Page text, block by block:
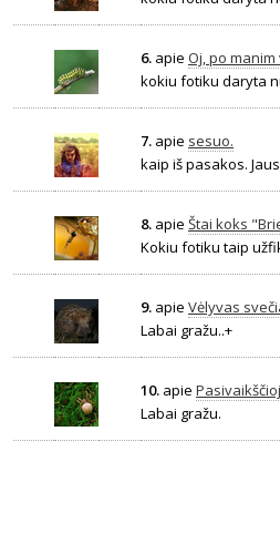
6. apie Oj, po manim
kokiu fotiku daryta
7. apie sesuo.
kaip iš pasakos.
8. apie Štai koks
Kokiu fotiku taip
9. apie Vėlyvas
Labai gražu..+
10. apie
Labai gražu.